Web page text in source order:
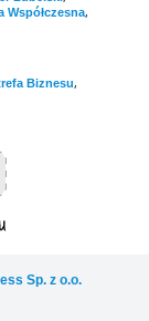
Współczesna,
Biznesu,
Sp. z o.o.